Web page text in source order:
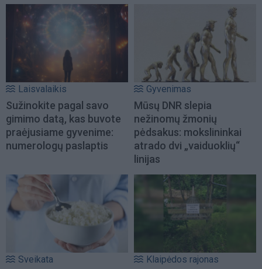
Laisvalaikis
Sužinokite pagal savo
gimimo datą, kas buvote
praėjusiame gyvenime:
numerologų paslaptis
Gyvenimas
Mūsų DNR slepia
nežinomų žmonių
pėdsakus: mokslininkai
atrado dvi „vaiduoklių“
linijas
Sveikata Klaipėdos rajonas